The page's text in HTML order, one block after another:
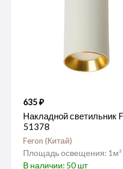
635
Накладной светильник
51378
Feron Китай
1
50